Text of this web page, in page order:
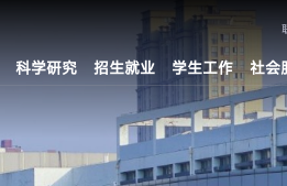
科学研究 招生就业 学生工作 社会